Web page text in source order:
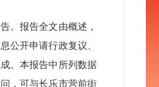
报告全文由概述，
公开申请行政复议、
。本报告中所列数据
，可与长乐市营前街